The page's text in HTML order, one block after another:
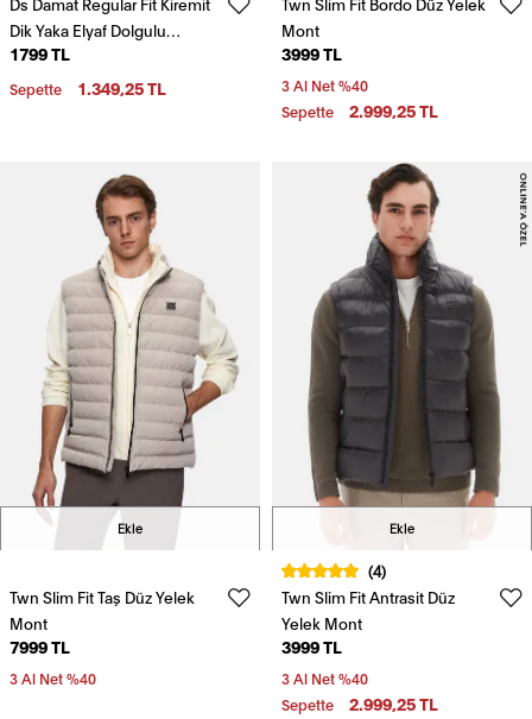
Dik Yaka Elyaf Dolgulu
Mevsimlik Fermuarlı Şişme
Yelek Mont
1799 TL
Sepette 1.349,25 TL
Mont
3999 TL
3 Al Net %40
Sepette
2.999,25 TL
Ekle
Twn Slim Fit Taş Düz Yelek
Mont
7999 TL
3 Al Net %40
Ekle
(4)
Twn Slim Fit Antrasit Düz
Yelek Mont
3999 TL
3 Al Net %40
Sepette
2.999,25 TL